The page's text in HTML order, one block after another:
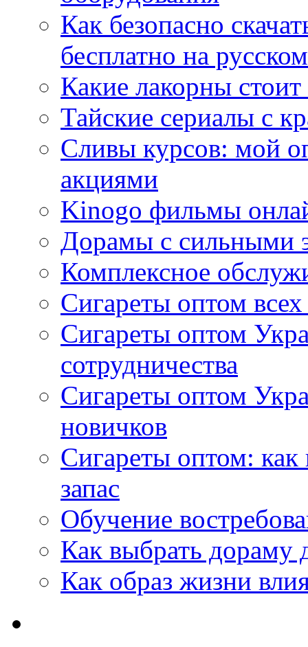
Как безопасно
бесплатно на
Какие лакорны
Тайские сериалы с
Сливы курсов: мой
акциями
Kinogo фильмы
Дорамы с сильными
Комплексное
Сигареты оптом
Сигареты оптом
сотрудничества
Сигареты оптом
новичков
Сигареты оптом:
запас
Обучение
Как выбрать дораму
Как образ жизни